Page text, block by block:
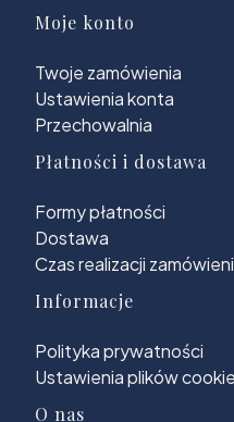
Moje konto
Twoje zamówienia
Ustawienia konta
Przechowalnia
Płatności i dostawa
Formy płatności
Dostawa
Czas realizacji
Informacje
Polityka prywatności
Ustawienia plików
O nas